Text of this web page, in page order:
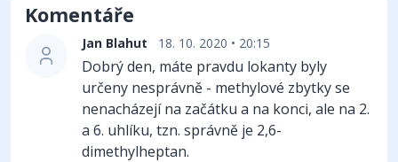
Komentáře
Jan Blahut 18. 10. 2020 • 20:15
Dobrý den, máte pravdu lokanty byly
určeny nesprávně - methylové zbytky se
nenacházejí na začátku a na konci, ale na 2.
a 6. uhlíku, tzn. správně je 2,6-
dimethylheptan.